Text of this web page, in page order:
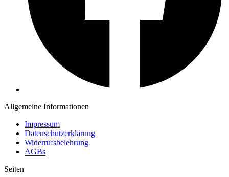
Allgemeine Informationen
Impressum
Datenschutzerklärung
Widerrufsbelehrung
AGBs
Seiten